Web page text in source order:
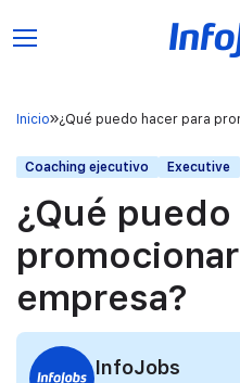
Inicio ¿Qué puedo hacer para
Coaching ejecutivo Executive
¿Qué
empresa?
InfoJobs